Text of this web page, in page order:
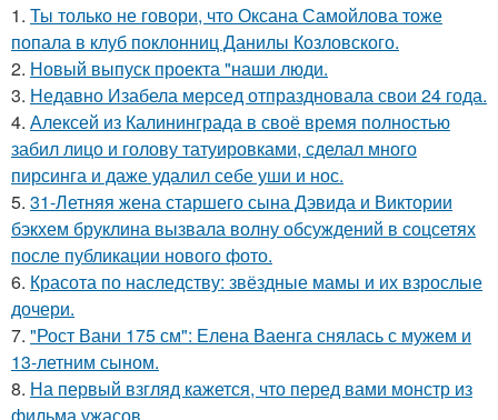
1. Ты только не говори, что Оксана Самойлова тоже
попала в клуб поклонниц Данилы Козловского.
2. Новый выпуск проекта "наши люди.
3. Недавно Изабела мерсед отпраздновала свои 24 года.
4. Алексей из Калининграда в своё время полностью
забил лицо и голову татуировками, сделал много
пирсинга и даже удалил себе уши и нос.
5. 31-Летняя жена старшего сына Дэвида и Виктории
бэкхем бруклина вызвала волну обсуждений в соцсетях
после публикации нового фото.
6. Красота по наследству: звёздные мамы и их взрослые
дочери.
7. "Рост Вани 175 см": Елена Ваенга снялась с мужем и
13-летним сыном.
8. На первый взгляд кажется, что перед вами монстр из
фильма ужасов.